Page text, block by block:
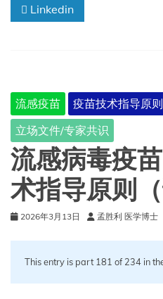
（试
行）
Linkedin
流感疫苗 疫苗技术指导原则
立场文件/专家共识
流感病毒疫
术指导原则（
2026年3月13日 孟胜利 医学博士
This entry is part 181 of 234 in